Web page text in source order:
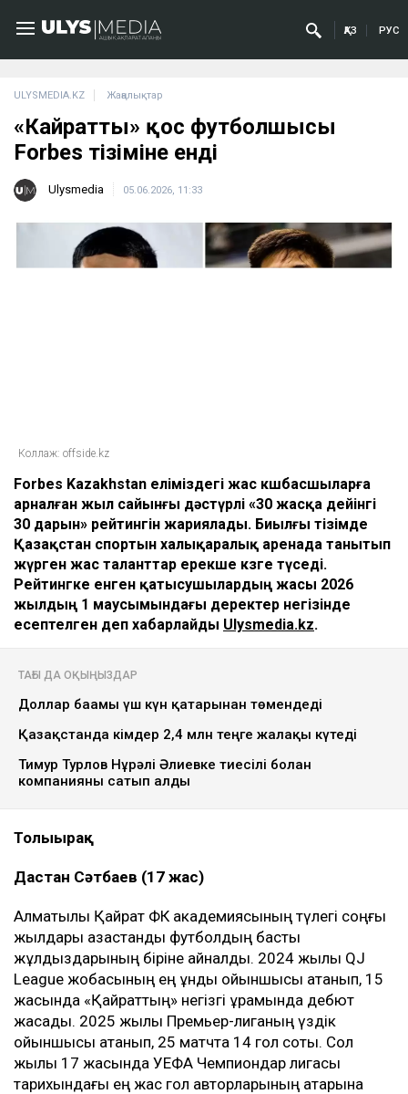
ҚАЗ РУС
ULYSMEDIA.KZ Жаңалықтар
«Кайраттың» қос футболшысы
Forbes тізіміне енді
Ulysmedia 05.06.2026, 11:33
Коллаж: offside.kz
Forbes Kazakhstan еліміздегі жас көшбасшыларға
арналған жыл сайынғы дәстүрлі «30 жасқа дейінгі
30 дарын» рейтингін жариялады. Биылғы тізімде
Қазақстан спортын халықаралық аренада танытып
жүрген жас таланттар ерекше көзге түседі.
Рейтингке енген қатысушылардың жасы 2026
жылдың 1 маусымындағы деректер негізінде
есептелген деп хабарлайды Ulysmedia.kz.
ТАҒЫ ДА ОҚЫҢЫЗДАР
Доллар бағамы үш күн қатарынан төмендеді
Қазақстанда кімдер 2,4 млн теңге жалақы күтеді
Тимур Турлов Нұрәлі Әлиевке тиесілі болған
компанияны сатып алды
Толығырақ
Дастан Сәтбаев (17 жас)
Алматылық Қайрат ФК академиясының түлегі соңғы
жылдары қазақстандық футболдың басты
жұлдыздарының біріне айналды. 2024 жылы QJ
League жобасының ең құнды ойыншысы атанып, 15
жасында «Қайраттың» негізгі құрамында дебют
жасады. 2025 жылы Премьер-лиганың үздік
ойыншысы атанып, 25 матчта 14 гол соқты. Сол
жылы 17 жасында УЕФА Чемпиондар лигасы
тарихындағы ең жас гол авторларының қатарына